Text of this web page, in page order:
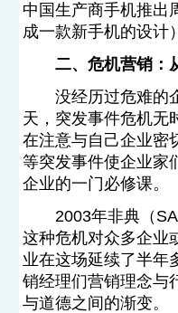
中国生产商手机推出
成一款新手机的设计
二、危机营销：
没经历过危难的企
天，突发事件危机无
在注意与自己企业密
等突发事件使企业家
企业的一门必修课。
2003年非典（
这种危机对众多企业
业在这场延续了半年
销经理们营销理念与
与道德之间的渐变。